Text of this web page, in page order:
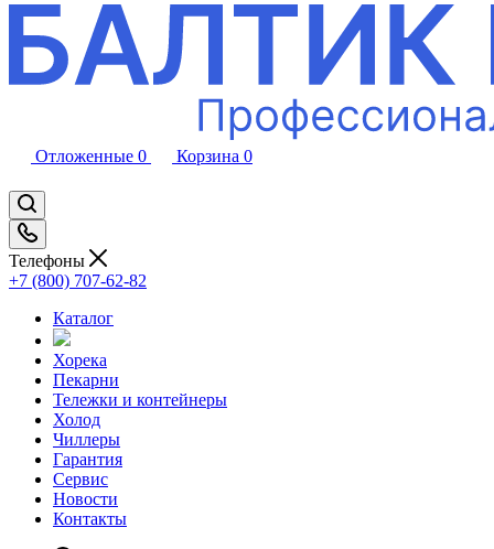
Отложенные 0 Корзина 0
Телефоны
+7 (800) 707-62-82
Каталог
Хорека
Пекарни
Тележки и контейнеры
Холод
Чиллеры
Гарантия
Сервис
Новости
Контакты